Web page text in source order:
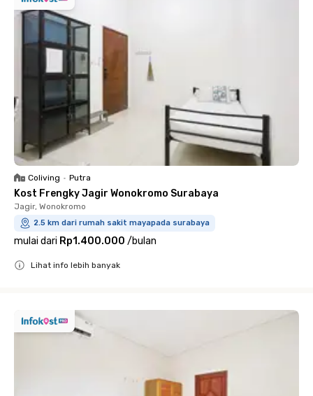
Coliving • Putra
Kost Frengky Jagir Wonokromo Surabaya
Jagir, Wonokromo
2.5 km dari rumah sakit mayapada surabaya
mulai dari Rp1.400.000 /bulan
Lihat info lebih banyak